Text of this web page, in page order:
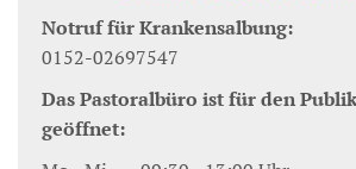
Notruf für Krankensalbung:
0152-02697547
Das Pastoralbüro ist für den
geöffnet: